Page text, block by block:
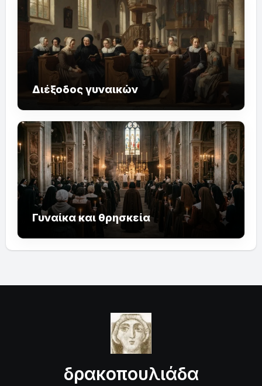
Διέξοδος γυναικών
Γυναίκα και θρησκεία
δρακοπουλιάδα